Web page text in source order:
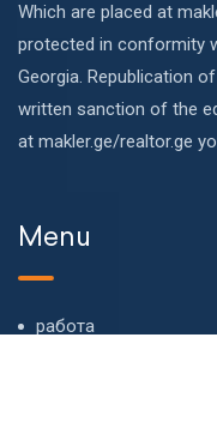
Which are placed at
protected in conformity
Georgia. Republication
written sanction of the
at makler.ge/realtor.ge
Menu
работа